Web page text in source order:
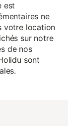
est
ne
votre location
sur notre
de nos
sont